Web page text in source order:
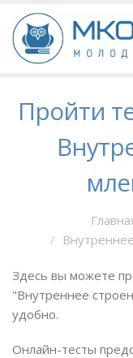
Пройти
Здесь вы можете
"Внутреннее
удобно.
Онлайн-тесты